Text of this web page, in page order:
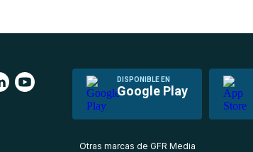
DISPONIBLE EN
Google Play
Otras marcas de GFR Media